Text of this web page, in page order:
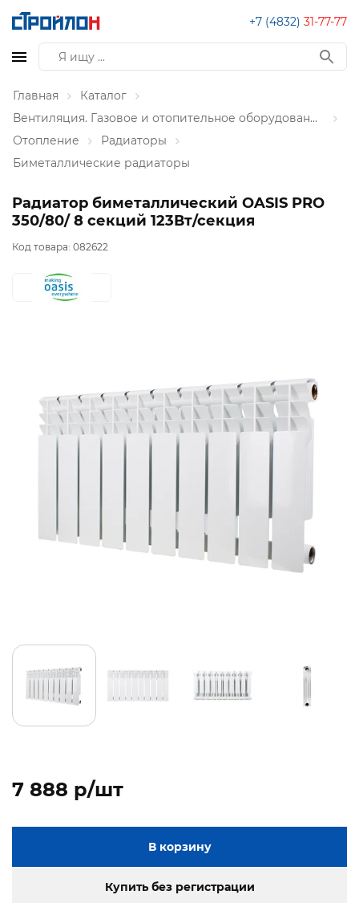
+7 (4832) 31-77-77
Главная
Каталог
Вентиляция. Газовое и отопительное оборудование
Отопление
Радиаторы
Биметаллические радиаторы
Радиатор биметаллический OASIS PRO
350/80/ 8 секций 123Вт/секция
Код товара: 082622
7 888 p/шт
В корзину
Купить без регистрации